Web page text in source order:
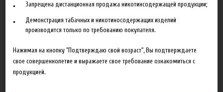
Сопутствующие товары
Запрещена дистанционная продажа никотинсодержащей продукции;
Демонстрация табачных и никотиносодержащих изделий
производится только по требованию покупателя.
Нажимая на кнопку "Подтверждаю свой возраст", Вы подтверждаете
свое совершеннолетие и выражаете свое требование ознакомиться с
продукцией.